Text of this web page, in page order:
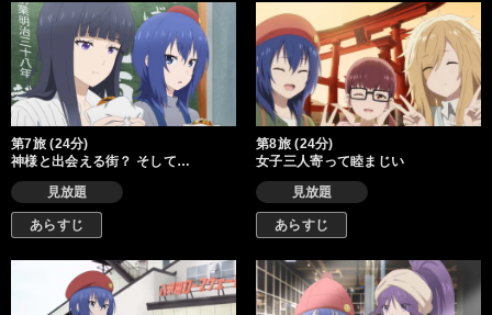
第7旅 (24分)
神様と出会える街？ そして…
見放題
あらすじ
第8旅 (24分)
女子三人寄って睦まじい
見放題
あらすじ